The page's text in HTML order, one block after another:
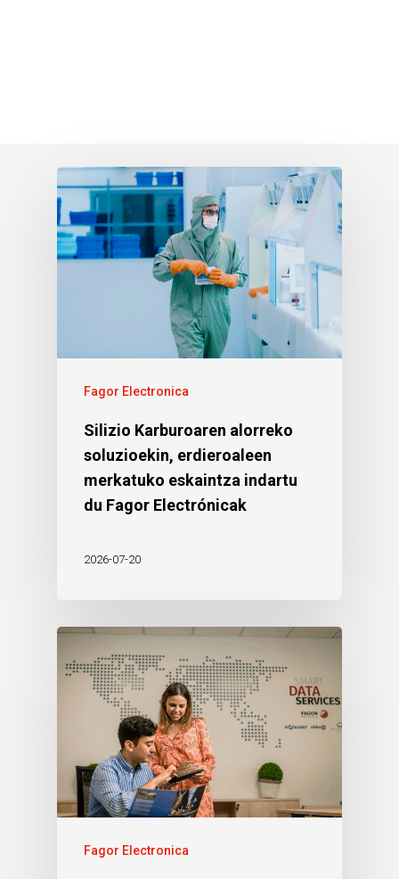
Fagor Electronica
Silizio Karburoaren alorreko
soluzioekin, erdieroaleen
merkatuko eskaintza indartu
du Fagor Electrónicak
2026-07-20
Fagor Electronica